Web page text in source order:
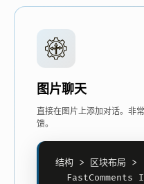
图片聊天
直接在图片上添加对话。非
馈。
结构 > 区块布局 >
FastComments